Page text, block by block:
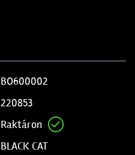
BO600002
220853
Raktáron
BLACK CAT